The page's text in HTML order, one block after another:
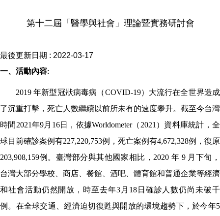
第十二屆「醫學與社會」理論暨實務研討會
最後更新日期 : 2022-03-17
一、活動內容:
2019年新型冠狀病毒病（COVID-19）大流行在全世界造成
了沉重打擊，死亡人數繼續以前所未有的速度攀升。截至今台灣
時間 2021年9月 16日，依據Worldometer（ 2021 ）資料庫統計，全
球目前確診案例有227,220,753例，死亡案例有4,672,328例，復原
203,908,159例。臺灣部分與其他國家相比， 2020 年 9 月下旬，
台灣大部分學校、商店、餐館、酒吧、體育館和普通企業等經濟
和社會活動仍然開放，時至去年3月 18日確診人數仍尚未破千
例。在全球交通、經濟迫切復甦與開放的環境趨勢下，於今年5